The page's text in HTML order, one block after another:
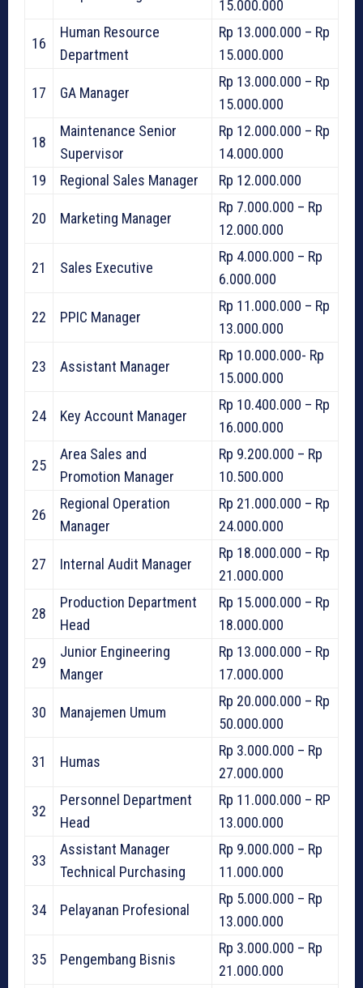
15.000.000
16
Human Resource
Department
Rp 13.000.000 – Rp
15.000.000
17 GA Manager
Rp 13.000.000 – Rp
15.000.000
18
Maintenance Senior
Supervisor
Rp 12.000.000 – Rp
14.000.000
19
Regional Sales Manager Rp 12.000.000
20 Marketing Manager
Rp 7.000.000 – Rp
12.000.000
21 Sales Executive
Rp 4.000.000 – Rp
6.000.000
22 PPIC Manager
Rp 11.000.000 – Rp
13.000.000
23 Assistant Manager
Rp 10.000.000- Rp
15.000.000
24 Key Account Manager
Rp 10.400.000 – Rp
16.000.000
25
Area Sales and
Promotion Manager
Rp 9.200.000 – Rp
10.500.000
26
Regional Operation
Manager
Rp 21.000.000 – Rp
24.000.000
27 Internal Audit Manager
Rp 18.000.000 – Rp
21.000.000
28
Production Department
Head
Rp 15.000.000 – Rp
18.000.000
29
Junior Engineering
Manger
Rp 13.000.000 – Rp
17.000.000
30 Manajemen Umum
Rp 20.000.000 – Rp
50.000.000
31 Humas
Rp 3.000.000 – Rp
27.000.000
32
Personnel Department
Head
Rp 11.000.000 – RP
13.000.000
33
Assistant Manager
Technical Purchasing
Rp 9.000.000 – Rp
11.000.000
34 Pelayanan Profesional
Rp 5.000.000 – Rp
13.000.000
35 Pengembang Bisnis
Rp 3.000.000 – Rp
21.000.000